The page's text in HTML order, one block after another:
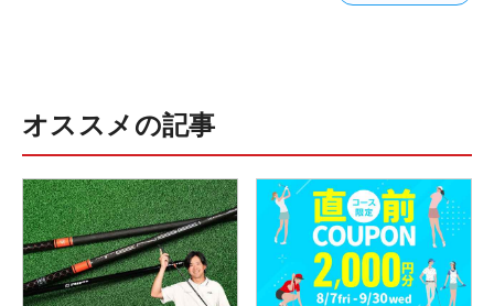
オススメの記事